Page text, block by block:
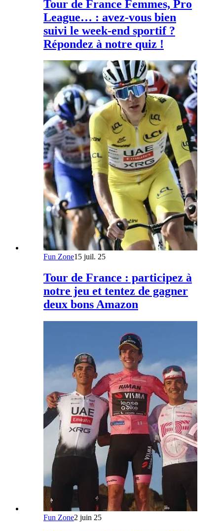
Tour de France Femmes, Pro
League… : avez-vous bien
suivi le week-end sportif ?
Répondez à notre quiz !
Fun Zone15 juil. 25
Tour de France : participez à
notre jeu et tentez de gagner
deux bons Amazon
Fun Zone2 juin 25